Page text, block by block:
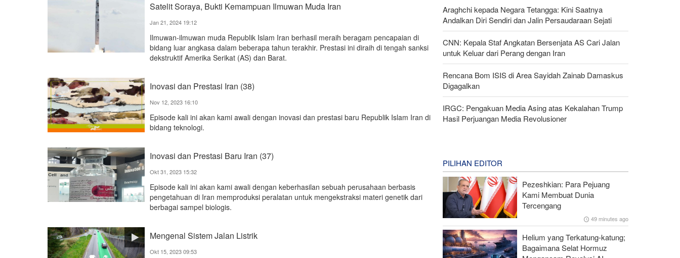
Satelit Soraya, Bukti Kemampuan Ilmuwan Muda Iran
Jan 21, 2024 19:12
Ilmuwan-ilmuwan muda Republik Islam Iran berhasil meraih beragam pencapaian di
bidang luar angkasa dalam beberapa tahun terakhir. Prestasi ini diraih di tengah sanksi
dekstruktif Amerika Serikat (AS) dan Barat.
Inovasi dan Prestasi Iran (38)
Nov 12, 2023 16:10
Episode kali ini akan kami awali dengan inovasi dan prestasi baru Republik Islam Iran di
bidang teknologi.
Inovasi dan Prestasi Baru Iran (37)
Okt 31, 2023 15:32
Episode kali ini akan kami awali dengan keberhasilan sebuah perusahaan berbasis
pengetahuan di Iran memproduksi peralatan untuk mengekstraksi materi genetik dari
berbagai sampel biologis.
Mengenal Sistem Jalan Listrik
Okt 15, 2023 09:53
Araghchi kepada Negara Tetangga: Kini Saatnya
Andalkan Diri Sendiri dan Jalin Persaudaraan Sejati
CNN: Kepala Staf Angkatan Bersenjata AS Cari Jalan
untuk Keluar dari Perang dengan Iran
Rencana Bom ISIS di Area Sayidah Zainab Damaskus
Digagalkan
IRGC: Pengakuan Media Asing atas Kekalahan Trump
Hasil Perjuangan Media Revolusioner
PILIHAN EDITOR
Pezeshkian: Para Pejuang
Kami Membuat Dunia
Tercengang
49 minutes ago
Helium yang Terkatung-katung;
Bagaimana Selat Hormuz